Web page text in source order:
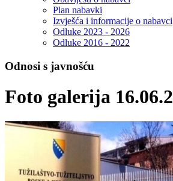
Plan nabavki
Izvješća i informacije o nabavci
Odluke 2023 - 2026
Odluke 2016 - 2022
Odnosi s javnošću
Foto galerija